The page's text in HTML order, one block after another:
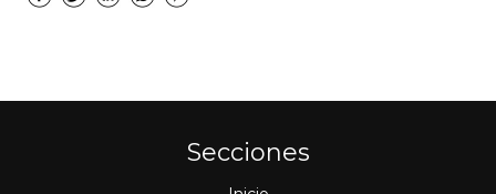
Secciones